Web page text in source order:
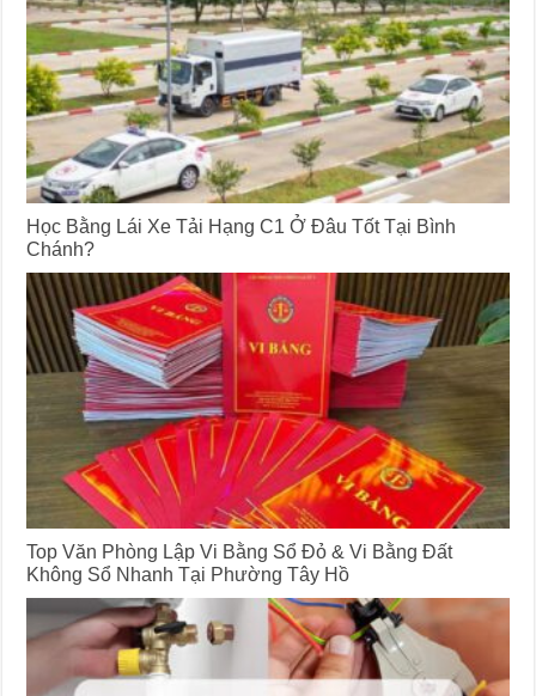
Học Bằng Lái Xe Tải Hạng C1 Ở Đâu Tốt Tại Bình
Chánh?
Top Văn Phòng Lập Vi Bằng Sổ Đỏ & Vi Bằng Đất
Không Sổ Nhanh Tại Phường Tây Hồ